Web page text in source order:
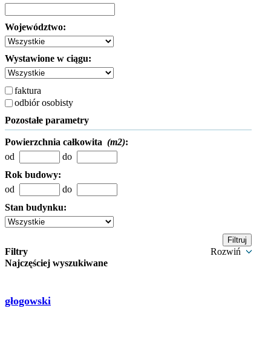
Województwo:
Wystawione w ciągu:
faktura
odbiór osobisty
Pozostałe parametry
Powierzchnia całkowita (m2):
od
do
Rok budowy:
od
do
Stan budynku:
Filtry Rozwiń
Najczęściej wyszukiwane
głogowski